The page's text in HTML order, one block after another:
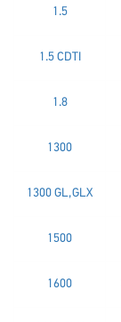
1.5
1.5 CDTI
1.8
1300
1300 GL,GLX
1500
1600